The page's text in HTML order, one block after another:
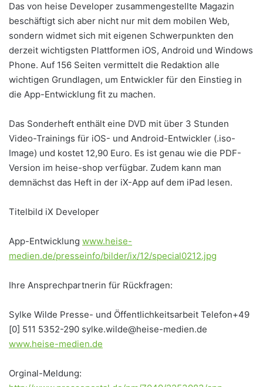
Das von heise Developer zusammengestellte Magazin
beschäftigt sich aber nicht nur mit dem mobilen Web,
sondern widmet sich mit eigenen Schwerpunkten den
derzeit wichtigsten Plattformen iOS, Android und Windows
Phone. Auf 156 Seiten vermittelt die Redaktion alle
wichtigen Grundlagen, um Entwickler für den Einstieg in
die App-Entwicklung fit zu machen.
Das Sonderheft enthält eine DVD mit über 3 Stunden
Video-Trainings für iOS- und Android-Entwickler (.iso-
Image) und kostet 12,90 Euro. Es ist genau wie die PDF-
Version im heise-shop verfügbar. Zudem kann man
demnächst das Heft in der iX-App auf dem iPad lesen.
Titelbild iX Developer
App-Entwicklung www.heise-
medien.de/presseinfo/bilder/ix/12/special0212.jpg
Ihre Ansprechpartnerin für Rückfragen:
Sylke Wilde Presse- und Öffentlichkeitsarbeit Telefon+49
[0] 511 5352-290 sylke.wilde@heise-medien.de
www.heise-medien.de
Orginal-Meldung: